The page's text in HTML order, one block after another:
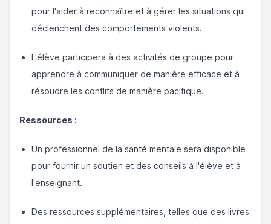
pour l'aider à reconnaître et à gérer les situations qui
déclenchent des comportements violents.
L'élève participera à des activités de groupe pour
apprendre à communiquer de manière efficace et à
résoudre les conflits de manière pacifique.
Ressources :
Un professionnel de la santé mentale sera disponible
pour fournir un soutien et des conseils à l'élève et à
l'enseignant.
Des ressources supplémentaires, telles que des livres